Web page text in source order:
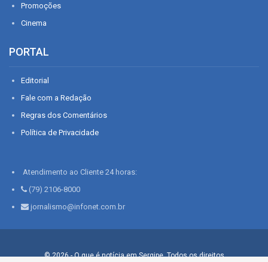
Promoções
Cinema
PORTAL
Editorial
Fale com a Redação
Regras dos Comentários
Política de Privacidade
Atendimento ao Cliente 24 horas:
(79) 2106-8000
jornalismo@infonet.com.br
© 2026 - O que é notícia em Sergipe. Todos os direitos